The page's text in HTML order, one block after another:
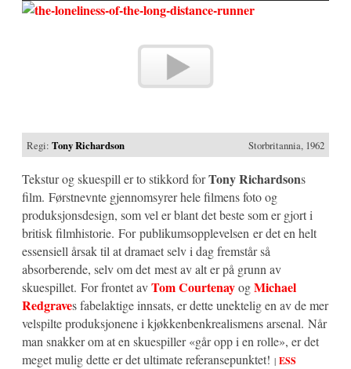
Regi:Tony Richardson Storbritannia, 1962
Tekstur og skuespill er to stikkord forTony Richardsons
film. Førstnevnte gjennomsyrer hele filmens foto og
produksjonsdesign, som vel er blant det beste som er gjort i
britisk filmhistorie. For publikumsopplevelsen er det en helt
essensiell årsak til at dramaet selv i dag fremstår så
absorberende, selv om det mest av alt er på grunn av
skuespillet. For frontet avTom CourtenayogMichael
Redgraves fabelaktige innsats, er dette unektelig en av de mer
velspilte produksjonene i kjøkkenbenkrealismens arsenal. Når
man snakker om at en skuespiller «går opp i en rolle», er det
meget mulig dette er det ultimate referansepunktet! | ESS